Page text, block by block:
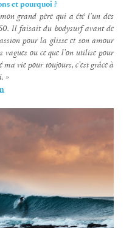
et pourquoi ?
grand père qui a été l’un des
Il faisait du bodysurf avant de
pour la glisse et son amour
ou ce que l’on utilise pour
vie pour toujours, c’est grâce à
»